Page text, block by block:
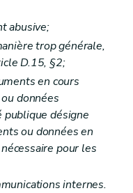
abusive;
trop générale,
D.15, §2;
en cours
données
publique désigne
ou données en
pour les
internes.